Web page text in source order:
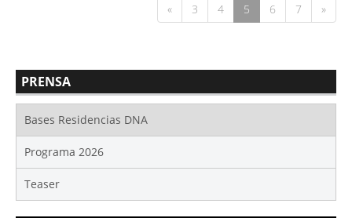
« 3 4 5 6 7 »
PRENSA
Bases Residencias DNA
Programa 2026
Teaser